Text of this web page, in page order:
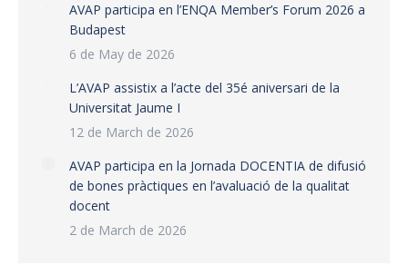
AVAP participa en l’ENQA Member’s Forum 2026 a
Budapest
6 de May de 2026
L’AVAP assistix a l’acte del 35é aniversari de la
Universitat Jaume I
12 de March de 2026
AVAP participa en la Jornada DOCENTIA de difusió
de bones pràctiques en l’avaluació de la qualitat
docent
2 de March de 2026